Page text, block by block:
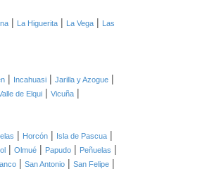
| La Higuerita | La Vega | Las
| Incahuasi | Jarilla y Azogue |
de Elqui | Vicuña |
| Horcón | Isla de Pascua |
| Olmué | Papudo | Peñuelas |
| San Antonio | San Felipe |